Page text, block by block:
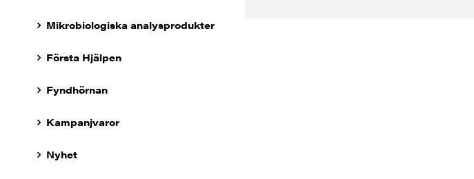
Mikrobiologiska analysprodukter
Första Hjälpen
Fyndhörnan
Kampanjvaror
Nyhet